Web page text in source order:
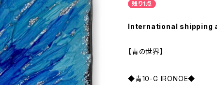
残り1点
International shipping
【青の世界】
◆青10-G IRONOE◆